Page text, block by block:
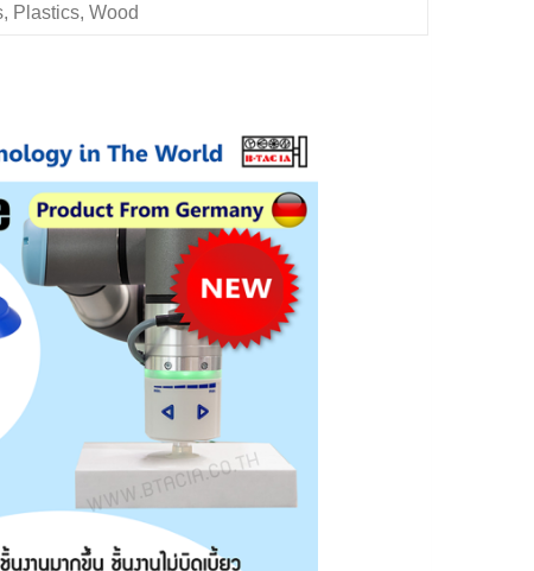
Plastics, Wood